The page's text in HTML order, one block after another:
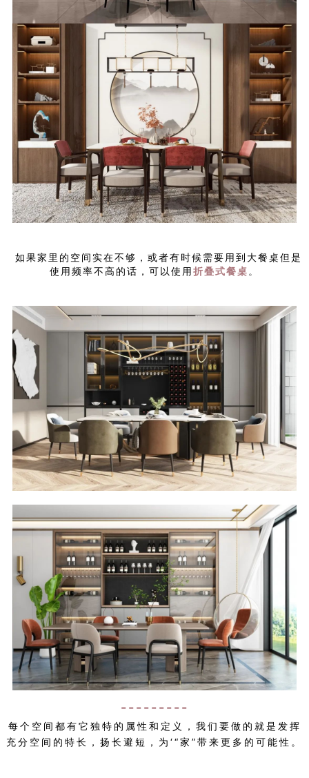
如果家里的空间实在不够，或者有时候需要用到大餐桌但是
使用频率不高的话，可以使用折叠式餐桌 。
---------
每个空间都有它独特的属性和定义，我们要做的就是发挥
充分空间的特长，扬长避短，为‘“家”带来更多的可能性。